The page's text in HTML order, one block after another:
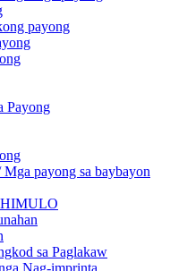
payong
Payong
payong sa baybayon
sa Paglakaw
Nag-imprinta